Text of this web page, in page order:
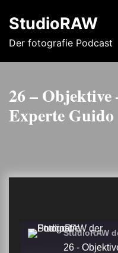
StudioRAW
Der fotografie Podcast
26 –
Experte
StudioRAW